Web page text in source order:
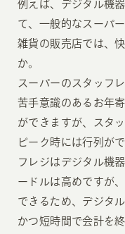
例えば、デジタル機
て、一般的なスーパ
雑貨の販売店では、
か。
スーパーのスタッフ
苦手意識のあるお年
ができますが、スタ
ピーク時には行列が
フレジはデジタル機
ードルは高めですが
できるため、デジタ
かつ短時間で会計を